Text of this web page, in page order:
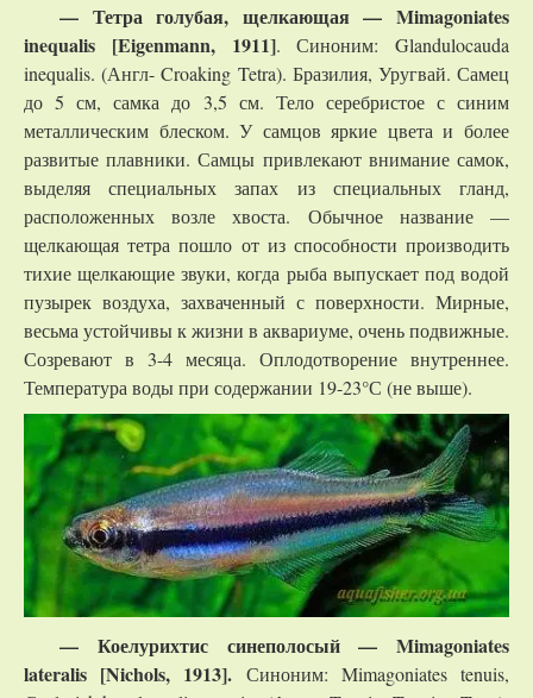
— Тетра голубая, щелкающая — Mimagoniates
inequalis [Eigenmann, 1911]. Синоним: Glandulocauda
inequalis. (Англ- Croaking Tetra). Бразилия, Уругвай. Самец
до 5 см, самка до 3,5 см. Тело серебристое с синим
металлическим блеском. У самцов яркие цвета и более
развитые плавники. Самцы привлекают внимание самок,
выделяя специальных запах из специальных гланд,
расположенных возле хвоста. Обычное название —
щелкающая тетра пошло от из способности производить
тихие щелкающие звуки, когда рыба выпускает под водой
пузырек воздуха, захваченный с поверхности. Мирные,
весьма устойчивы к жизни в аквариуме, очень подвижные.
Созревают в 3-4 месяца. Оплодотворение внутреннее.
Температура воды при содержании 19-23°С (не выше).
— Коелурихтис синеполосый — Mimagoniates
lateralis [Nichols, 1913]. Синоним: Mimagoniates tenuis,